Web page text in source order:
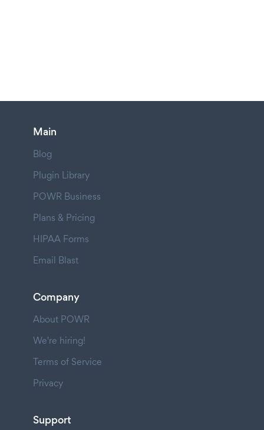
Main
Blog
Plugin Library
POWR Business
Plans & Pricing
HIPAA Forms
Email Blast
Company
About POWR
We're hiring!
Terms of Service
Privacy
Support